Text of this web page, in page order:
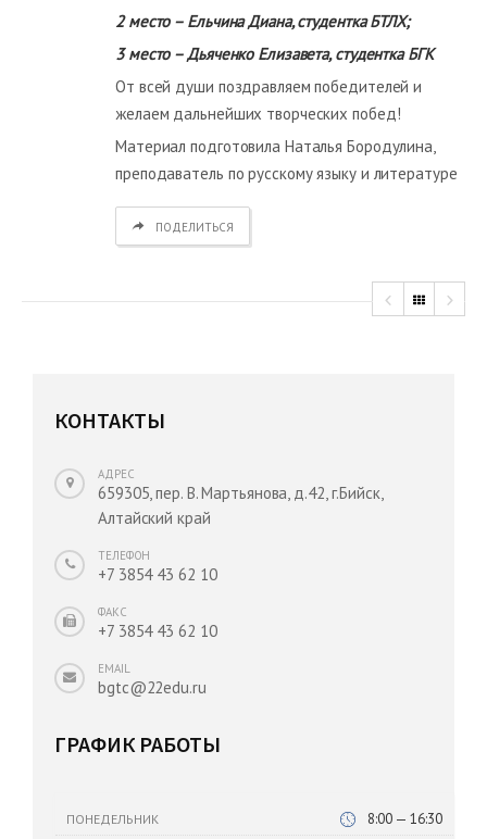
2 место – Ельчина Диана, студентка БТЛХ;
3 место – Дьяченко Елизавета, студентка БГК
От всей души поздравляем победителей и
желаем дальнейших творческих побед!
Материал подготовила Наталья Бородулина,
преподаватель по русскому языку и литературе
ПОДЕЛИТЬСЯ
КОНТАКТЫ
АДРЕС
659305, пер. В. Мартьянова, д.42, г.Бийск,
Алтайский край
ТЕЛЕФОН
+7 3854 43 62 10
ФАКС
+7 3854 43 62 10
EMAIL
bgtc@22edu.ru
ГРАФИК РАБОТЫ
ПОНЕДЕЛЬНИК 8:00 — 16:30